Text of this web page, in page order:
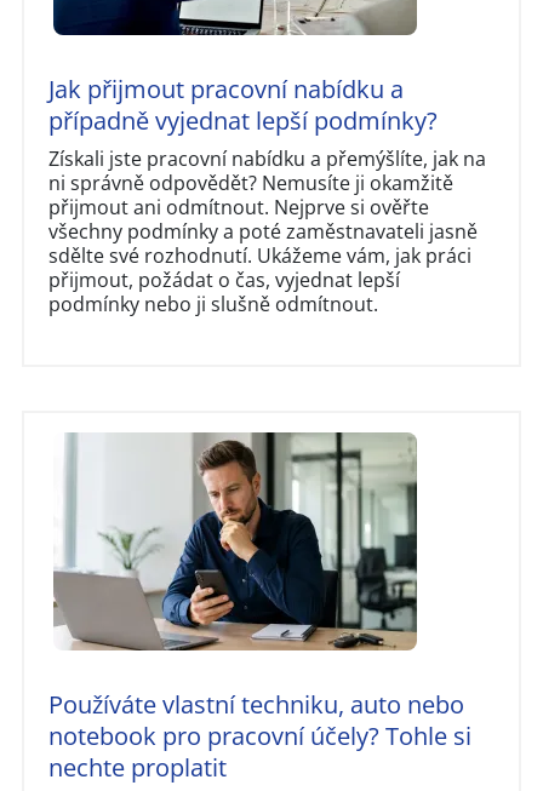
Jak přijmout pracovní nabídku a
případně vyjednat lepší podmínky?
Získali jste pracovní nabídku a přemýšlíte, jak na
ni správně odpovědět? Nemusíte ji okamžitě
přijmout ani odmítnout. Nejprve si ověřte
všechny podmínky a poté zaměstnavateli jasně
sdělte své rozhodnutí. Ukážeme vám, jak práci
přijmout, požádat o čas, vyjednat lepší
podmínky nebo ji slušně odmítnout.
Používáte vlastní techniku, auto nebo
notebook pro pracovní účely? Tohle si
nechte proplatit